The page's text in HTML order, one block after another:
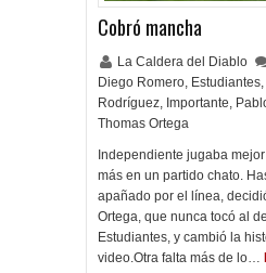
Cobró mancha
La Caldera del Diablo
Diego Romero, Estudiantes,
Rodríguez, Importante,
Thomas Ortega
Independiente jugaba
más en un partido chato.
apañado por el línea,
Ortega, que nunca tocó al
Estudiantes, y cambió la
video.Otra falta más de lo…